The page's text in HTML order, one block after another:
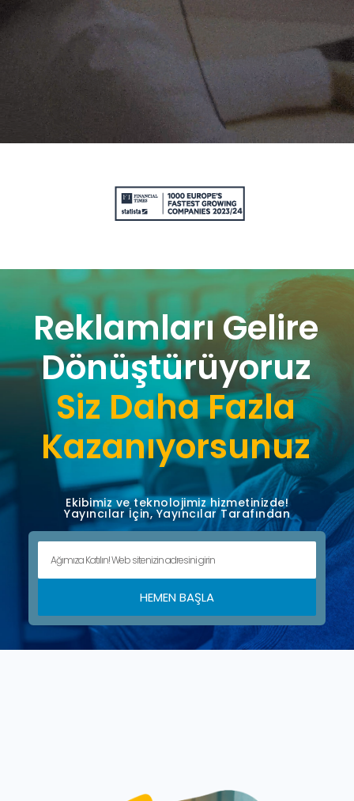
Reklamları Gelire
Dönüştürüyoruz
Siz Daha Fazla
Kazanıyorsunuz
Ekibimiz ve teknolojimiz hizmetinizde!
Yayıncılar İçin, Yayıncılar Tarafından
HEMEN BAŞLA